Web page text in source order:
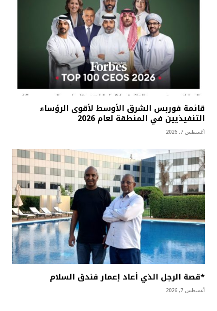
قائمة فوربس الشرق الأوسط لأقوى الرؤساء
التنفيذيين في المنطقة لعام 2026
أغسطس 7, 2026
*قصة الرجل الذي أعاد إعمار فندق السلام
أغسطس 7, 2026